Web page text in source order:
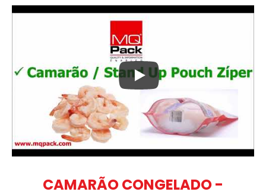
CAMARÃO CONGELADO -